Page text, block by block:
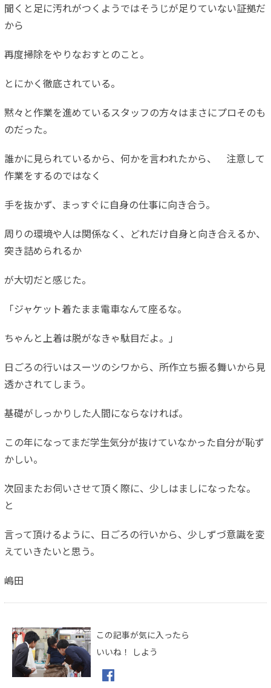
聞くと足に汚れがつくようではそうじが足りていない証拠だ
から
再度掃除をやりなおすとのこと。
とにかく徹底されている。
黙々と作業を進めているスタッフの方々はまさにプロそのも
のだっ た。
誰かに見られているから、何かを言われたから、 注意して
作業をするのではなく
手を抜かず、まっすぐに自身の仕事に向き合う。
周りの環境や人は関係なく、どれだけ自身と向き合えるか、
突き詰められるか
が大切だと感じた。
「ジャケット着たまま電車なんて座るな。
ちゃんと上着は脱がなきゃ駄目だよ。」
日ごろの行いはスーツのシワから、所作立ち振る舞いから見
透かされてしまう。
基礎がしっかりした人間にならなければ。
この年になってまだ学生気分が抜けていなかった自分が恥ず
かしい。
次回またお伺いさせて頂く際に、少しはましになったな。
と
言って頂けるように、日ごろの行いから、少しずづ意識を変
えていきたいと思う。
嶋田
この記事が気に入ったら
いいね！ しよう